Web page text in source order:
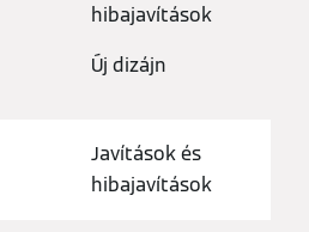
hibajavítások
Új dizájn
Javítások és
hibajavítások